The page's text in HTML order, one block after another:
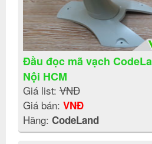
Đầu đọc mã vạch
Nội HCM
Giá list:VNĐ
Giá bán: VNĐ
Hãng: CodeLand